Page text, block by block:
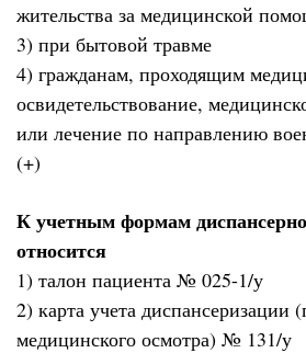
жительства за медицинской
3) при бытовой травме
4) гражданам, проходящим
освидетельствование,
или лечение по направлению
(+)
К учетным формам
относится
1) талон пациента № 025-1/у
2) карта учета диспансеризации
медицинского осмотра) № 131/у